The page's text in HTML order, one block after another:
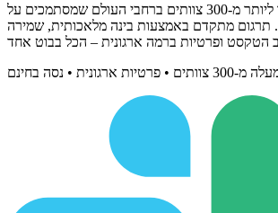
הצטרפו ליותר מ-300 צוותים ברחבי העולם שמסתמכים על X-late
מתקדם באמצעות בינה מלאכותית, שמירה
ארגונית • נסה בחינם